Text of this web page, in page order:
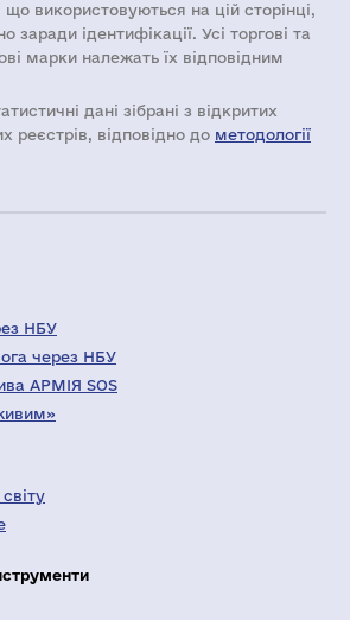
що використовуються на цій сторінці,
заради ідентифікації. Усі торгові та
марки належать їх відповідним
дані зібрані з відкритих
реєстрів, відповідно до методології
НБУ
через НБУ
АРМІЯ SOS